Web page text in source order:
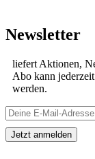
Newsletter
liefert Aktionen,
Abo kann
werden.